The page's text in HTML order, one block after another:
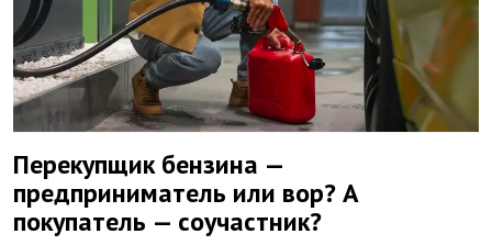
Перекупщик бензина —
предприниматель или вор? А
покупатель — соучастник?